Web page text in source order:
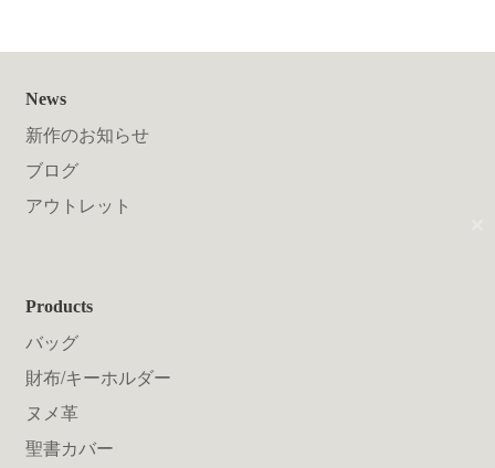
送料について
News
新作のお知らせ
ブログ
アウトレット
Products
バッグ
財布/キーホルダー
ヌメ革
聖書カバー